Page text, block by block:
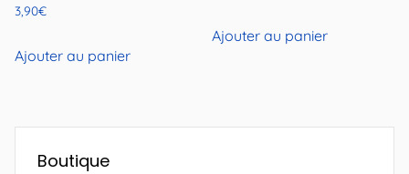
3,90€
Ajouter au panier
Ajouter au panier
Boutique